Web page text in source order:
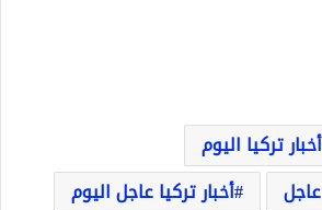
أخبار تركيا اليوم
عاجل
أخبار تركيا عاجل اليوم